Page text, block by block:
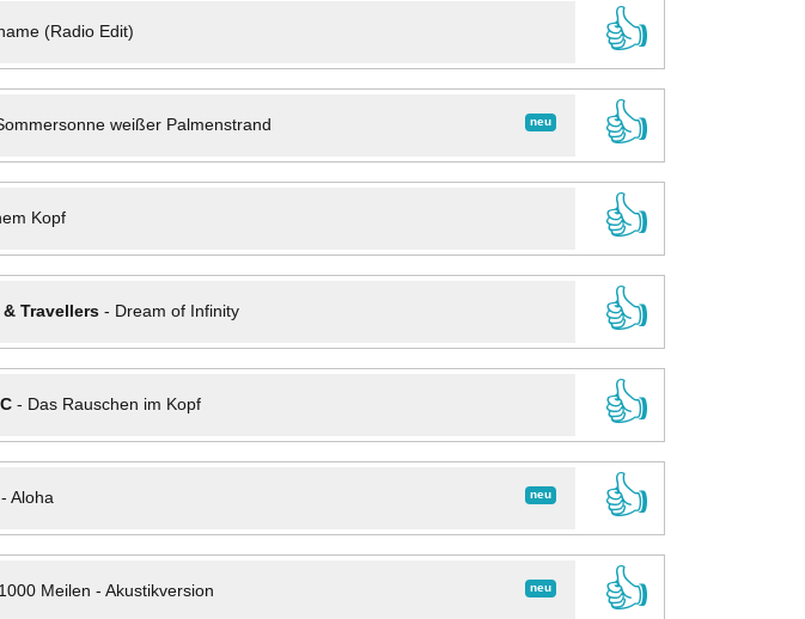
(Radio Edit)
👍
neu
weißer Palmenstrand
👍
Kopf
👍
& Travellers- Dream of Infinity
👍
- Das Rauschen im Kopf
👍
neu
Aloha
👍
neu
1000 Meilen - Akustikversion
👍